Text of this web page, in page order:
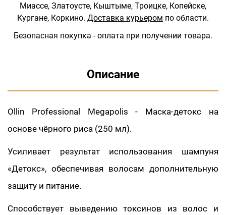
Миассе, Златоусте, Кыштыме, Троицке, Копейске,
Кургане, Коркино. Доставка курьером по области.
Безопасная покупка - оплата при получении товара.
Описание
Ollin Professional Megapolis - Маска-детокс на
основе чёрного риса (250 мл).
Усиливает результат использования шампуня
«Детокс», обеспечивая волосам дополнительную
защиту и питание.
Способствует выведению токсинов из волос и